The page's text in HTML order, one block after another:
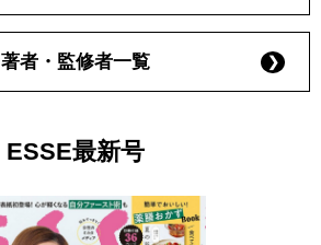
著者・監修者一覧
ESSE最新号